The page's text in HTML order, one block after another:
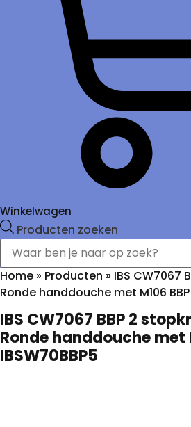
Winkelwagen
Producten zoeken
Home » Producten » IBS CW7067
Ronde handdouche met M106 BBP
IBS CW7067 BBP 2
Ronde handdouche met
IBSW70BBP5